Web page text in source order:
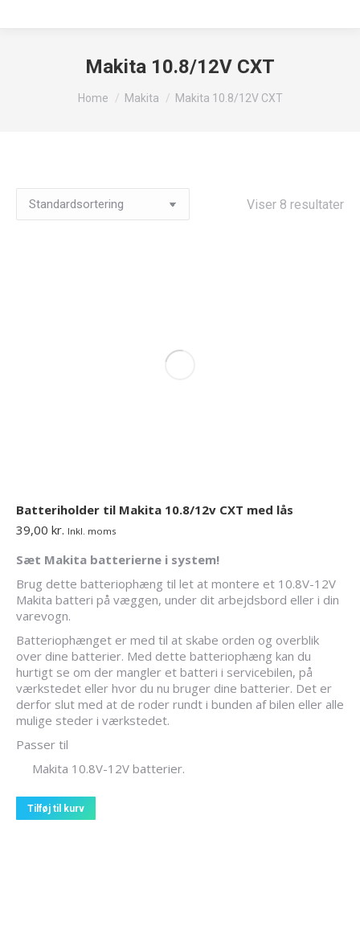
Makita 10.8/12V CXT
You are here:
Home Makita Makita 10.8/12V CXT
Viser 8 resultater
Batteriholder til Makita 10.8/12v CXT med lås
39,00 kr. Inkl. moms
Sæt Makita batterierne i system!
Brug dette batteriophæng til let at montere et 10.8V-12V
Makita batteri på væggen, under dit arbejdsbord eller i din
varevogn.
Batteriophænget er med til at skabe orden og overblik
over dine batterier. Med dette batteriophæng kan du
hurtigt se om der mangler et batteri i servicebilen, på
værkstedet eller hvor du nu bruger dine batterier. Det er
derfor slut med at de roder rundt i bunden af bilen eller alle
mulige steder i værkstedet.
Passer til
Makita 10.8V-12V batterier.
Tilføj til kurv